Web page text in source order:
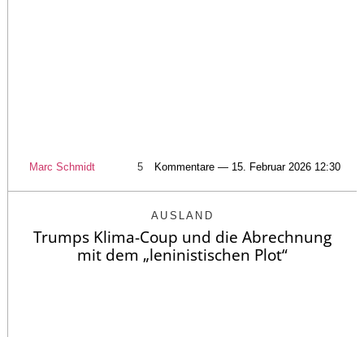
Marc Schmidt 5 Kommentare — 15. Februar 2026 12:30
AUSLAND
Trumps Klima-Coup und die Abrechnung
mit dem „leninistischen Plot“